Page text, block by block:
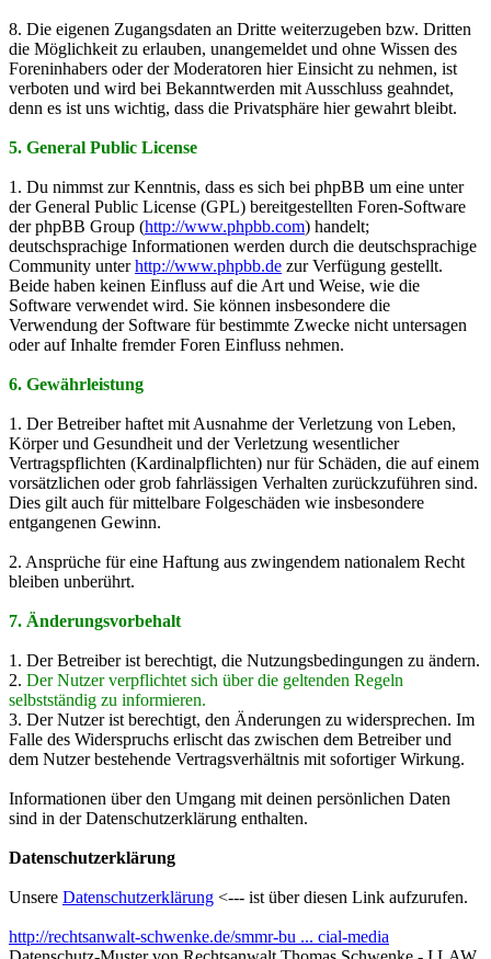
8. Die eigenen Zugangsdaten an Dritte weiterzugeben bzw. Dritten
die Möglichkeit zu erlauben, unangemeldet und ohne Wissen des
Foreninhabers oder der Moderatoren hier Einsicht zu nehmen, ist
verboten und wird bei Bekanntwerden mit Ausschluss geahndet,
denn es ist uns wichtig, dass die Privatsphäre hier gewahrt bleibt.
5. General Public License
1. Du nimmst zur Kenntnis, dass es sich bei phpBB um eine unter
der General Public License (GPL) bereitgestellten Foren-Software
der phpBB Group (http://www.phpbb.com) handelt;
deutschsprachige Informationen werden durch die deutschsprachige
Community unterhttp://www.phpbb.de zur Verfügung gestellt.
Beide haben keinen Einfluss auf die Art und Weise, wie die
Software verwendet wird. Sie können insbesondere die
Verwendung der Software für bestimmte Zwecke nicht untersagen
oder auf Inhalte fremder Foren Einfluss nehmen.
6. Gewährleistung
1. Der Betreiber haftet mit Ausnahme der Verletzung von Leben,
Körper und Gesundheit und der Verletzung wesentlicher
Vertragspflichten (Kardinalpflichten) nur für Schäden, die auf einem
vorsätzlichen oder grob fahrlässigen Verhalten zurückzuführen sind.
Dies gilt auch für mittelbare Folgeschäden wie insbesondere
entgangenen Gewinn.
2. Ansprüche für eine Haftung aus zwingendem nationalem Recht
bleiben unberührt.
7. Änderungsvorbehalt
1. Der Betreiber ist berechtigt, die Nutzungsbedingungen zu ändern.
2. Der Nutzer verpflichtet sich über die geltenden Regeln
selbstständig zu informieren.
3. Der Nutzer ist berechtigt, den Änderungen zu widersprechen. Im
Falle des Widerspruchs erlischt das zwischen dem Betreiber und
dem Nutzer bestehende Vertragsverhältnis mit sofortiger Wirkung.
Informationen über den Umgang mit deinen persönlichen Daten
sind in der Datenschutzerklärung enthalten.
Datenschutzerklärung
Unsere Datenschutzerklärung <--- ist über diesen Link aufzurufen.
http://rechtsanwalt-schwenke.de/smmr-bu ... cial-media